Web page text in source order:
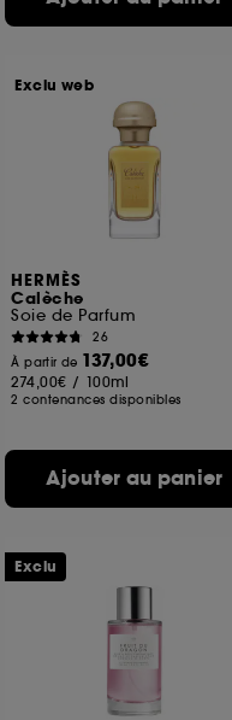
HERMÈS
Calèche
Soie de Parfum
26
À partir de 137,00€
274,00€ / 100ml
2 contenances disponibles
Ajouter au panier
Exclu web
Exclu